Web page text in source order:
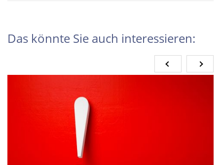
Das könnte Sie auch interessieren: